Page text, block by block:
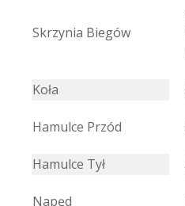
Skrzynia Biegów
Koła
Hamulce Przód
Hamulce Tył
Napęd